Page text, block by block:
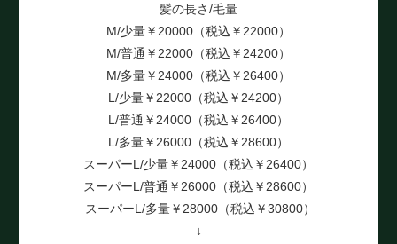
髪の長さ/毛量
M/少量￥20000（税込￥22000）
M/普通￥22000（税込￥24200）
M/多量￥24000（税込￥26400）
L/少量￥22000（税込￥24200）
L/普通￥24000（税込￥26400）
L/多量￥26000（税込￥28600）
スーパーL/少量￥24000（税込￥26400）
スーパーL/普通￥26000（税込￥28600）
スーパーL/多量￥28000（税込￥30800）
↓